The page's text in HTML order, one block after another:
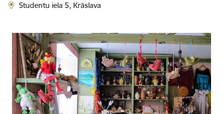
Studentu iela 5, Krāslava